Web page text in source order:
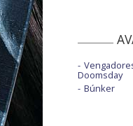
Doomsday
Búnker